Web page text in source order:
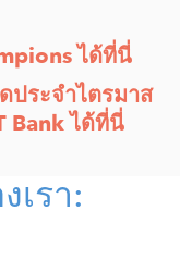
ได้ที่นี่
ประจำไตรมาส
Bank ได้ที่นี่
รา: